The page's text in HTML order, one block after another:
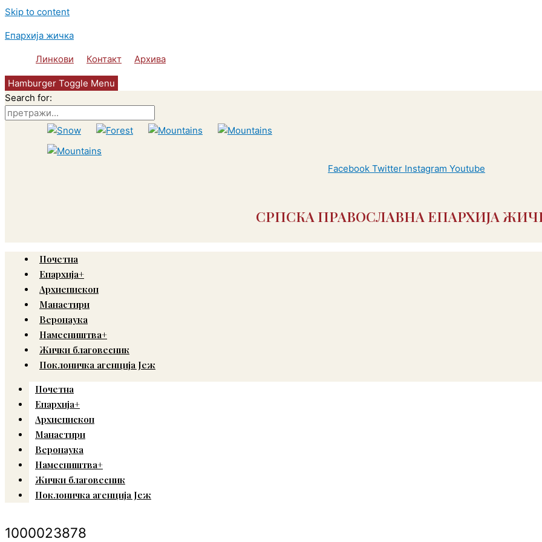
Skip to content
Епархија жичка
Линкови Контакт Архива
Hamburger Toggle Menu
Search for:
Facebook Twitter Instagram Youtube
СРПСКА ПРАВОСЛАВНА ЕПАРХИЈА
Почетна
Епархија+
Архиепископ
Манастири
Веронаука
Намесништва+
Жички благовесник
Поклоничка агенција Јеж
Почетна
Епархија+
Архиепископ
Манастири
Веронаука
Намесништва+
Жички благовесник
Поклоничка агенција Јеж
1000023878